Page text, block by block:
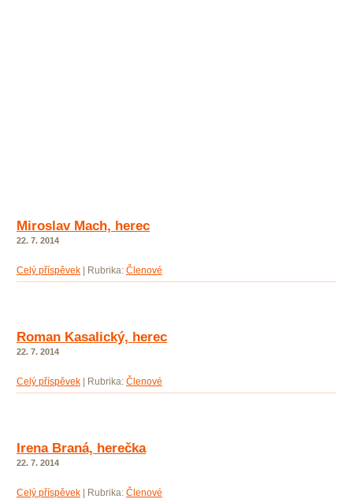
Miroslav Mach, herec
22. 7. 2014
Celý příspěvek Rubrika: Členové
Roman Kasalický, herec
22. 7. 2014
Celý příspěvek Rubrika: Členové
Irena Braná, herečka
22. 7. 2014
Celý příspěvek Rubrika: Členové